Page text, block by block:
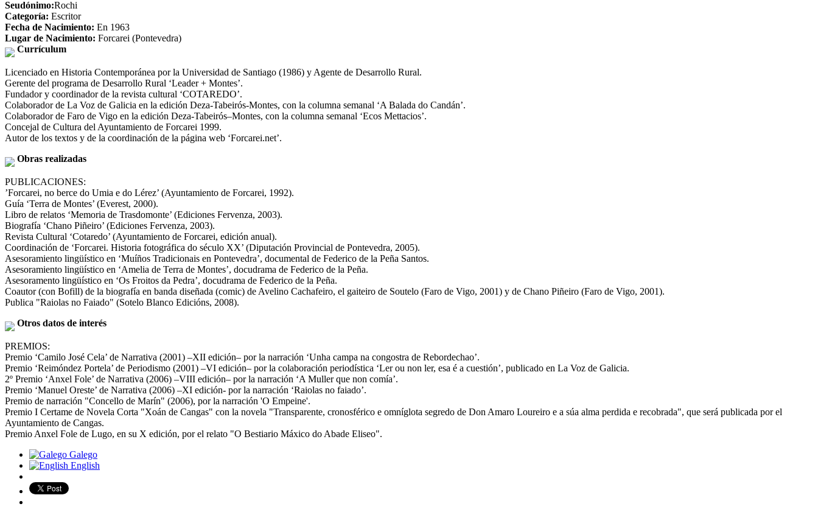
Seudónimo:Rochi
Categoría: Escritor
Fecha de Nacimiento: En 1963
Lugar de Nacimiento: Forcarei (Pontevedra)
Currículum
Licenciado en Historia Contemporánea por la Universidad de Santiago (1986) y Agente de Desarrollo Rural.
Gerente del programa de Desarrollo Rural ‘Leader + Montes’.
Fundador y coordinador de la revista cultural ‘COTAREDO’.
Colaborador de La Voz de Galicia en la edición Deza-Tabeirós-Montes, con la columna semanal ‘A Balada do Candán’.
Colaborador de Faro de Vigo en la edición Deza-Tabeirós–Montes, con la columna semanal ‘Ecos Mettacios’.
Concejal de Cultura del Ayuntamiento de Forcarei 1999.
Autor de los textos y de la coordinación de la página web ‘Forcarei.net’.
Obras realizadas
PUBLICACIONES:
’Forcarei, no berce do Umia e do Lérez’ (Ayuntamiento de Forcarei, 1992).
Guía ‘Terra de Montes’ (Everest, 2000).
Libro de relatos ‘Memoria de Trasdomonte’ (Ediciones Fervenza, 2003).
Biografía ‘Chano Piñeiro’ (Ediciones Fervenza, 2003).
Revista Cultural ‘Cotaredo’ (Ayuntamiento de Forcarei, edición anual).
Coordinación de ‘Forcarei. Historia fotográfica do século XX’ (Diputación Provincial de Pontevedra, 2005).
Asesoramiento lingüístico en ‘Muíños Tradicionais en Pontevedra’, documental de Federico de la Peña Santos.
Asesoramiento lingüístico en ‘Amelia de Terra de Montes’, docudrama de Federico de la Peña.
Asesoramento lingüístico en ‘Os Froitos da Pedra’, docudrama de Federico de la Peña.
Coautor (con Bofill) de la biografía en banda diseñada (comic) de Avelino Cachafeiro, el gaiteiro de Soutelo (Faro de Vigo, 2001) y de Chano Piñeiro (Faro de Vigo, 2001).
Publica "Raiolas no Faiado" (Sotelo Blanco Edicións, 2008).
Otros datos de interés
PREMIOS:
Premio ‘Camilo José Cela’ de Narrativa (2001) –XII edición– por la narración ‘Unha campa na congostra de Rebordechao’.
Premio ‘Reimóndez Portela’ de Periodismo (2001) –VI edición– por la colaboración periodística ‘Ler ou non ler, esa é a cuestión’, publicado en La Voz de Galicia.
2º Premio ‘Anxel Fole’ de Narrativa (2006) –VIII edición– por la narración ‘A Muller que non comía’.
Premio ‘Manuel Oreste’ de Narrativa (2006) –XI edición- por la narración ‘Raiolas no faiado’.
Premio de narración "Concello de Marín" (2006), por la narración 'O Empeine'.
Premio I Certame de Novela Corta "Xoán de Cangas" con la novela "Transparente, cronosférico e omníglota segredo de Don Amaro Loureiro e a súa alma perdida e recobrada", que será publicada por el
Ayuntamiento de Cangas.
Premio Anxel Fole de Lugo, en su X edición, por el relato "O Bestiario Máxico do Abade Eliseo".
Galego
English